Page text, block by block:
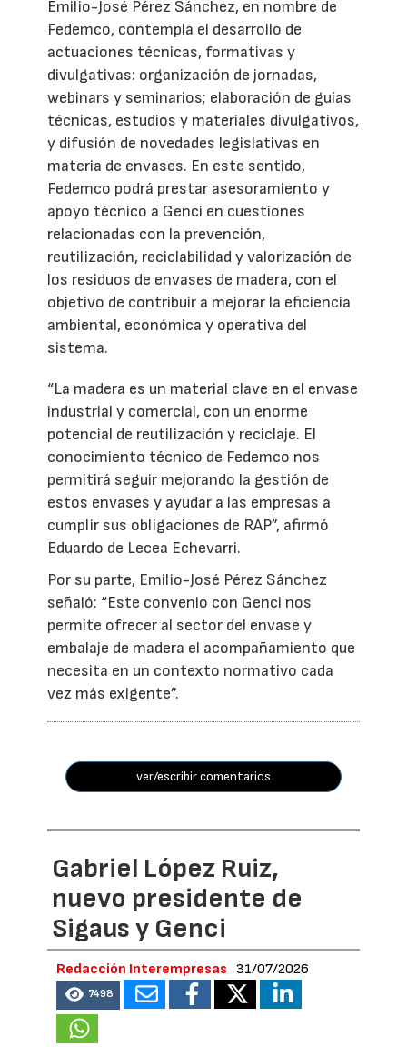
Emilio-José Pérez Sánchez, en nombre de
Fedemco, contempla el desarrollo de
actuaciones técnicas, formativas y
divulgativas: organización de jornadas,
webinars y seminarios; elaboración de guías
técnicas, estudios y materiales divulgativos,
y difusión de novedades legislativas en
materia de envases. En este sentido,
Fedemco podrá prestar asesoramiento y
apoyo técnico a Genci en cuestiones
relacionadas con la prevención,
reutilización, reciclabilidad y valorización de
los residuos de envases de madera, con el
objetivo de contribuir a mejorar la eficiencia
ambiental, económica y operativa del
sistema.
“La madera es un material clave en el envase
industrial y comercial, con un enorme
potencial de reutilización y reciclaje. El
conocimiento técnico de Fedemco nos
permitirá seguir mejorando la gestión de
estos envases y ayudar a las empresas a
cumplir sus obligaciones de RAP”, afirmó
Eduardo de Lecea Echevarri.
Por su parte, Emilio-José Pérez Sánchez
señaló: “Este convenio con Genci nos
permite ofrecer al sector del envase y
embalaje de madera el acompañamiento que
necesita en un contexto normativo cada
vez más exigente”.
ver/escribir comentarios
Gabriel López Ruiz,
nuevo presidente de
Sigaus y Genci
Redacción Interempresas 31/07/2026
7498